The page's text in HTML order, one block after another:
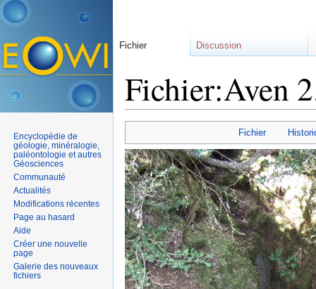
Fichier:Aven
Fichier
Fichier Discussion
Encyclopédie de
géologie, minéralogie,
paléontologie et autres
Géosciences
Communauté
Actualités
Modifications récentes
Page au hasard
Aide
Créer une nouvelle
page
Galerie des nouveaux
fichiers